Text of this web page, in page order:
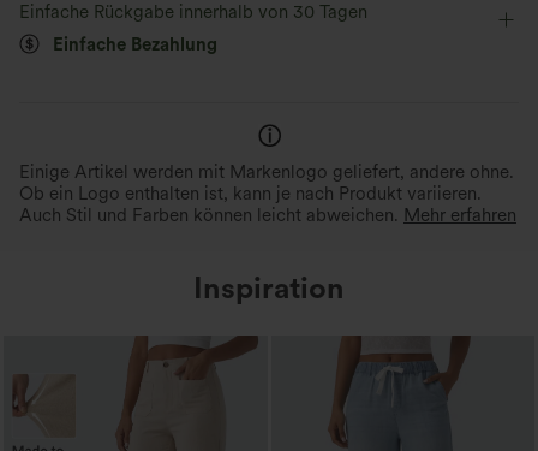
Einfache Rückgabe innerhalb von 30 Tagen
Einfache Bezahlung
Einige Artikel werden mit Markenlogo geliefert, andere ohne.
Ob ein Logo enthalten ist, kann je nach Produkt variieren.
Auch Stil und Farben können leicht abweichen. Mehr erfahren
Inspiration